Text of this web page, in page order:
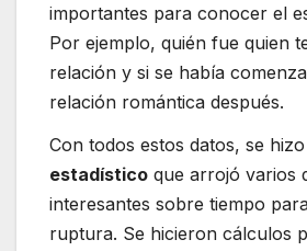
importantes para conocer el
Por ejemplo, quién fue quien
relación y si se había
relación romántica después.
Con todos estos datos, se
estadístico que arrojó varios
interesantes sobre tiempo
ruptura. Se hicieron cálculos